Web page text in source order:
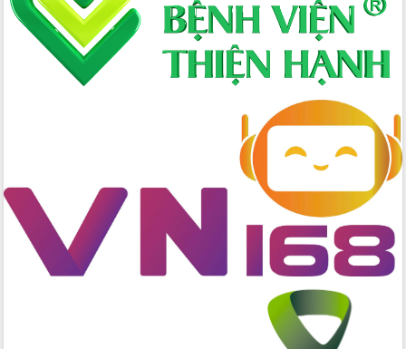
Lấy ý kiến điều chỉnh Quy hoạch tỉnh
Đắk Lắk thời kỳ 2021-2030, tầm nhìn
đến năm 2050
Phát động chiến dịch 30 ngày đêm
giải phóng mặt bằng Tuyến đường bộ
Đắk Lắk ký kết thỏa thuận hợp tác về
chuyển đổi số giai đoạn 2026 – 2030
với Tập đoàn Bưu chính Viễn thông
Việt Nam
Thứ trưởng Bộ Y tế làm việc với tỉnh
Đắk Lắk về phát triển nhân lực y tế